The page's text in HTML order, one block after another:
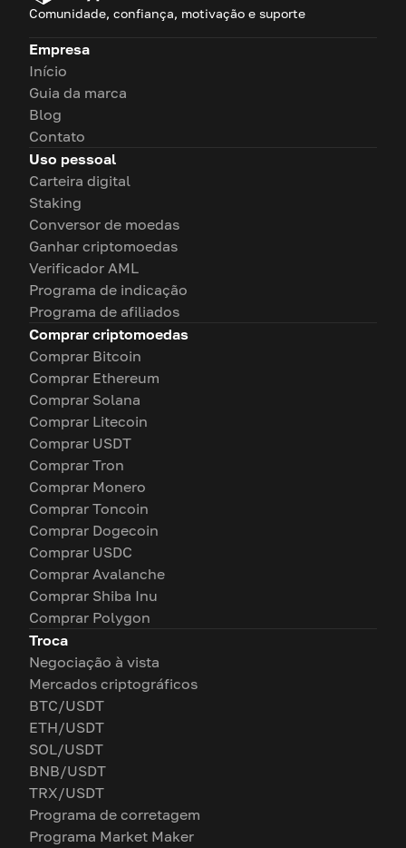
Comunidade, confiança, motivação e suporte
Empresa
Início
Guia da marca
Blog
Contato
Uso pessoal
Carteira digital
Staking
Conversor de moedas
Ganhar criptomoedas
Verificador AML
Programa de indicação
Programa de afiliados
Comprar criptomoedas
Comprar Bitcoin
Comprar Ethereum
Comprar Solana
Comprar Litecoin
Comprar USDT
Comprar Tron
Comprar Monero
Comprar Toncoin
Comprar Dogecoin
Comprar USDC
Comprar Avalanche
Comprar Shiba Inu
Comprar Polygon
Troca
Negociação à vista
Mercados criptográficos
BTC/USDT
ETH/USDT
SOL/USDT
BNB/USDT
TRX/USDT
Programa de corretagem
Programa Market Maker